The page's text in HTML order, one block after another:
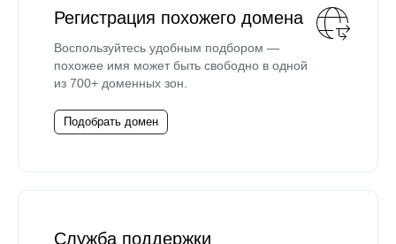
Регистрация похожего домена
Воспользуйтесь удобным подбором —
похожее имя может быть свободно в одной
из 700+ доменных зон.
Подобрать домен
Служба поддержки